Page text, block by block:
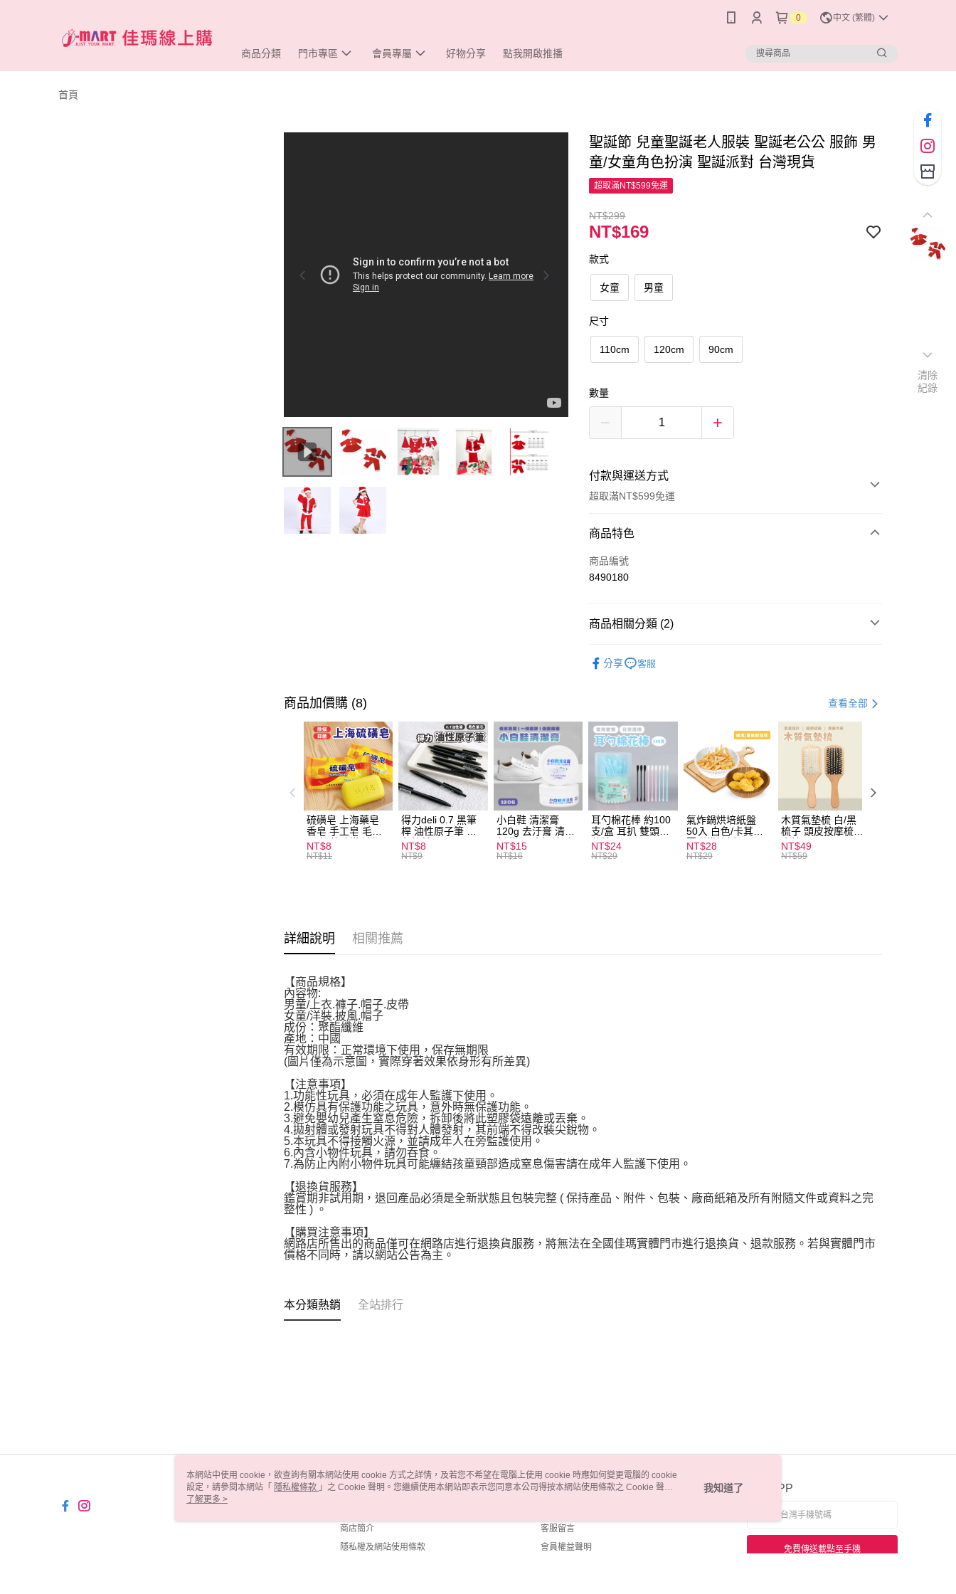
0 中文 (繁體)
商品分類 門市專區 會員專屬 好物分享 點我開啟推播
首頁
聖誕節 兒童聖誕老人服裝 聖誕老公公 服飾 男
童/女童角色扮演 聖誕派對 台灣現貨
超取滿NT$599免運
NT$299
NT$169
款式
女童 男童
尺寸
110cm 120cm 90cm
數量
付款與運送方式
超取滿NT$599免運
付款方式
信用卡一次付款
街口支付
運送方式
全家取貨付款
每筆NT$60，滿NT$599(含以上)免運費
付款後全家取貨
每筆NT$60，滿NT$599(含以上)免運費
商品特色
商品編號
8490180
商品相關分類 (2)
分享 客服
商品加價購 (8) 查看全部
硫磺皂 上海藥皂
香皂 手工皂 毛囊
炎 抑菌除蟎 清潔
護膚 去油去痘 寵
NT$8
NT$11
得力deli 0.7 黑筆
桿 油性原子筆 黑
色筆芯 S304
NT$8
NT$9
小白鞋 清潔膏
120g 去汙膏 清潔
劑 鞋子 去汙漬 白
皮鞋 鞋油
NT$15
NT$16
耳勺棉花棒 約100
支/盒 耳扒 雙頭棉
花棒
NT$24
NT$29
氣炸鍋烘培紙盤
50入 白色/卡其色
圓形烘焙紙
NT$28
NT$29
木質氣墊梳 白/黑
梳子 頭皮按摩梳
木梳
NT$49
NT$59
詳細說明 相關推薦
【商品規格】
內容物:
男童/上衣.褲子.帽子.皮帶
女童/洋裝.披風.帽子
成份：聚酯纖維
產地：中國
有效期限：正常環境下使用，保存無期限
(圖片僅為示意圖，實際穿著效果依身形有所差異)
【注意事項】
1.功能性玩具，必須在成年人監護下使用。
2.模仿具有保護功能之玩具，意外時無保護功能。
3.避免嬰幼兒產生窒息危險，拆卸後將此塑膠袋遠離或丟棄。
4.拋射體或發射玩具不得對人體發射，其前端不得改裝尖銳物。
5.本玩具不得接觸火源，並請成年人在旁監護使用。
6.內含小物件玩具，請勿吞食。
7.為防止內附小物件玩具可能纏結孩童頸部造成窒息傷害請在成年人監護下使用。
【退換貨服務】
鑑賞期非試用期，退回產品必須是全新狀態且包裝完整 ( 保持產品、附件、包裝、廠商紙箱及所有附隨文件或資料之完
整性 ) 。
【購買注意事項】
網路店所售出的商品僅可在網路店進行退換貨服務，將無法在全國佳瑪實體門市進行退換貨、退款服務。若與實體門市
價格不同時，請以網站公告為主。
本分類熱銷 全站排行
關於我們
商店簡介
隱私權及網站使用條款
客服資訊
客服留言
會員權益聲明
官方APP
免費傳送載點至手機
清除
紀錄
本網站中使用 cookie，欲查詢有關本網站使用 cookie 方式之詳情，及若您不希望在電腦上使用 cookie 時應如何變更電腦的 cookie
設定，請參閱本網站「 隱私權條款 」之 Cookie 聲明。您繼續使用本網站即表示您同意本公司得按本網站使用條款之 Cookie 聲明
使用 cookie。
了解更多 >
我知道了